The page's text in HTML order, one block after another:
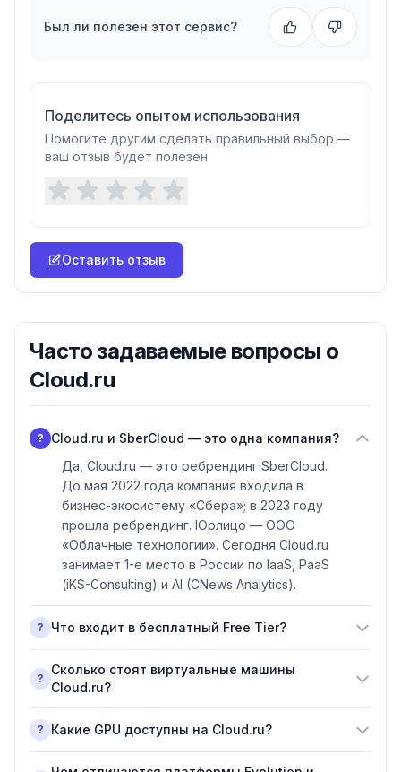
Был ли полезен этот сервис?
Поделитесь опытом использования
Помогите другим сделать правильный выбор —
ваш отзыв будет полезен
Оставить отзыв
Часто задаваемые вопросы о
Cloud.ru
?
Cloud.ru и SberCloud — это одна компания?
Да, Cloud.ru — это ребрендинг SberCloud.
До мая 2022 года компания входила в
бизнес-экосистему «Сбера»; в 2023 году
прошла ребрендинг. Юрлицо — ООО
«Облачные технологии». Сегодня Cloud.ru
занимает 1-е место в России по IaaS, PaaS
(iKS-Consulting) и AI (CNews Analytics).
? Что входит в бесплатный Free Tier?
?
Сколько стоят виртуальные машины
Cloud.ru?
? Какие GPU доступны на Cloud.ru?